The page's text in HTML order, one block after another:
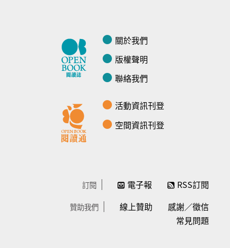
關於我們
版權聲明
聯絡我們
活動資訊刊登
空間資訊刊登
訂閱 電子報 RSS訂閱
贊助我們 線上贊助
感謝／徵信
常見問題